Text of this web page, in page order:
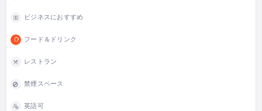
ビジネスにおすすめ
フード＆ドリンク
レストラン
禁煙スペース
英語可